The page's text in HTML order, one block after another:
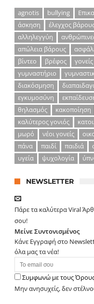
agnotis
bullying
άσκηση
έλεγχος
αλληλεγγύη
απώλεια βάρους
βίντεο
βρέφος γονείς
γυμναστήριο
διακόσμηση
εγκυμοσύνη
θηλασμός
κακοποίηση
καλύτερος γονιός
μωρό
νέοι γονείς
πάνα
παιδί παιδιά
υγεία
ψυχολογία
NEWSLETTER
Πάρε τα καλύτερα Viral
σου!
Μείνε Συντονισμένος
Κάνε Εγγραφή στο
όλα μας τα νέα!
Συμφωνώ με τους
Μην ανησυχείς, δεν